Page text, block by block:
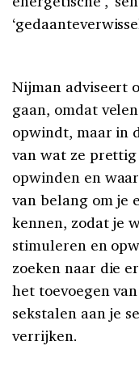
Nijman adviseert
gaan, omdat
opwindt, maar in
van wat ze
opwinden en
van belang om je
kennen, zodat je
stimuleren en
zoeken naar die
het toevoegen
sekstalen aan je
verrijken.